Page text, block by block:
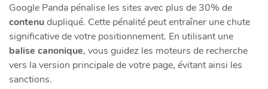
Google Panda pénalise les sites avec plus de 30% de
contenudupliqué. Cette pénalité peut entraîner une chute
significative de votre positionnement. En utilisant une
balise canonique, vous guidez les moteurs de recherche
vers la version principale de votre page, évitant ainsi les
sanctions.